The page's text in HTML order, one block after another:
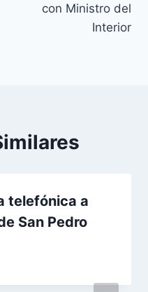
con Ministro del
Interior
telefónica a
San Pedro